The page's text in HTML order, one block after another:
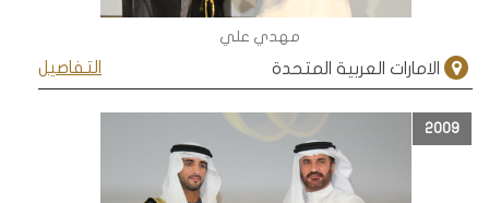
مهدي علي
التفاصيل الامارات العربية المتحدة
2009